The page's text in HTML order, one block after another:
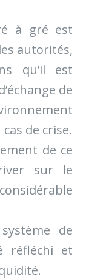
à gré est
autorités,
qu’il est
de
de crise.
de ce
sur le
de
réfléchi et